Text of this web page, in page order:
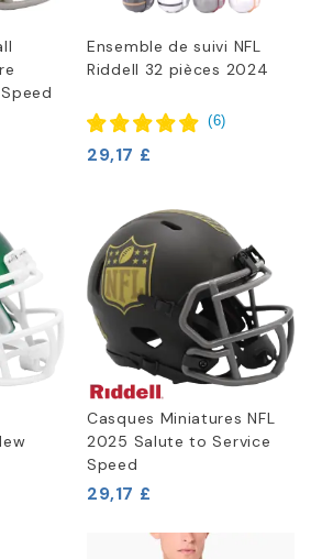
Ensemble de suivi NFL
Riddell 32 pièces 2024
(6)
29,17 £
Casques Miniatures NFL
2025 Salute to Service
Speed
29,17 £